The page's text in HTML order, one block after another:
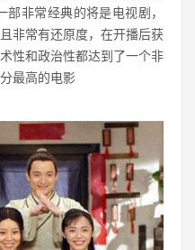
非常经典的将是电视剧，
非常有还原度，在开播后获
性和政治性都达到了一个非
最高的电影